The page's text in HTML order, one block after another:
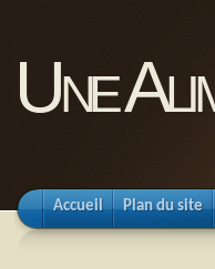
Une
Accueil Plan du site